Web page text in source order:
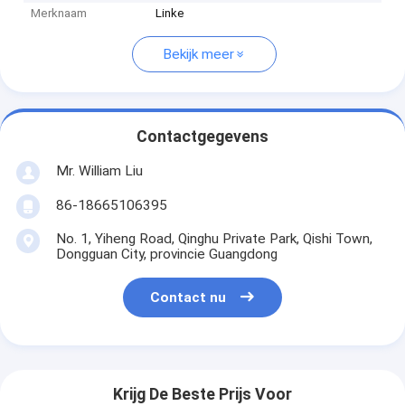
Merknaam
Linke
Bekijk meer
Contactgegevens
Mr. William Liu
86-18665106395
No. 1, Yiheng Road, Qinghu Private Park, Qishi Town,
Dongguan City, provincie Guangdong
Contact nu
Krijg De Beste Prijs Voor